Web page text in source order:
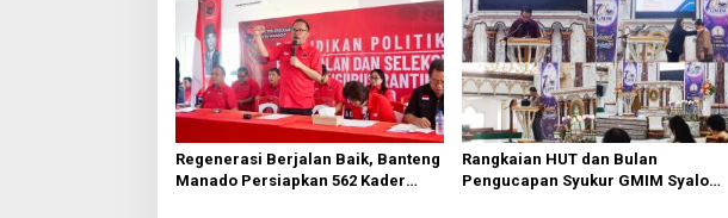
Regenerasi Berjalan Baik, Banteng
Manado Persiapkan 562 Kader
Rangkaian HUT dan Bulan
Pengucapan Syukur GMIM Syalom